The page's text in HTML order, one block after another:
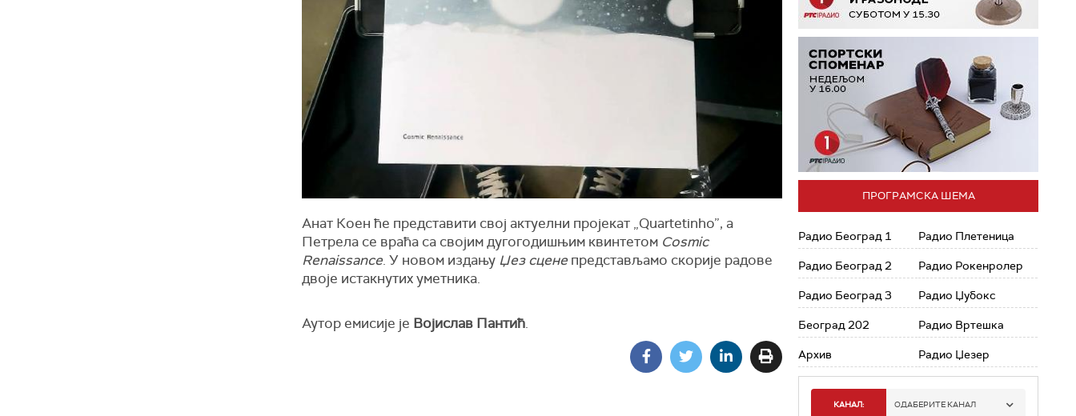
Анат Коен ће представити свој актуелни пројекат „Quartetinho”, a
Петрела се враћа са својим дугогодишњим квинтетом Cosmic
Renaissance. У новом издању Џез сценепредстављамо скорије радове
двоjе истакнутих уметника.
Аутор емисије је Војислав Пантић.
ПРОГРАМСКА ШЕМА
Радио Београд 1
Радио Београд 2
Радио Београд 3
Београд 202
Архив
Радио Плетеница
Радио Рокенролер
Радио Џубокс
Радио Вртешка
Радио Џезер
КАНАЛ: ОДАБЕРИТЕ КАНАЛ